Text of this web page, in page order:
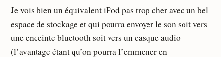
Je vois bien un équivalent iPod pas trop cher avec un bel
espace de stockage et qui pourra envoyer le son soit vers
une enceinte bluetooth soit vers un casque audio
(l’avantage étant qu’on pourra l’emmener en